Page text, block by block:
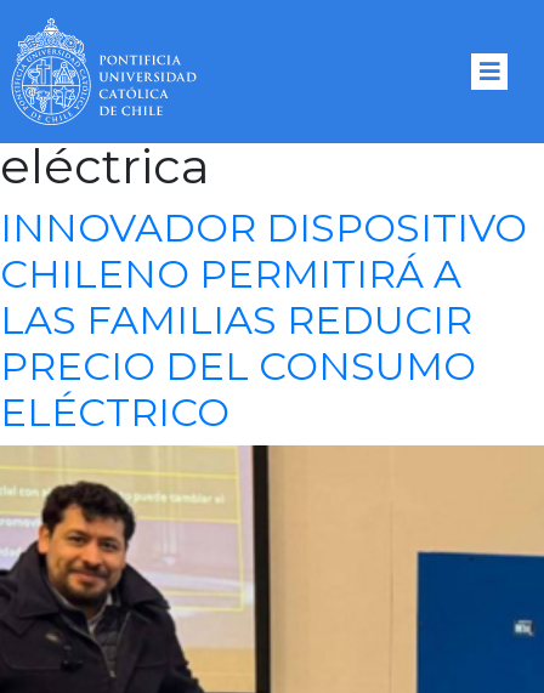
Tag Archives:
Energía
eléctrica
INNOVADOR DISPOSITIVO
CHILENO PERMITIRÁ A
LAS FAMILIAS REDUCIR
PRECIO DEL CONSUMO
ELÉCTRICO